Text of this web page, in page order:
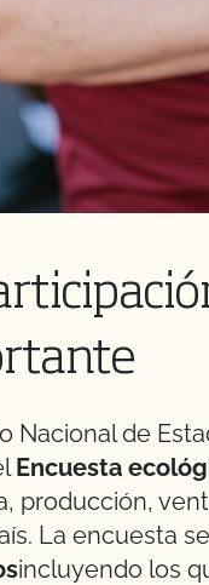
Nacional de
Encuesta
producción,
La encuesta
incluyendo los